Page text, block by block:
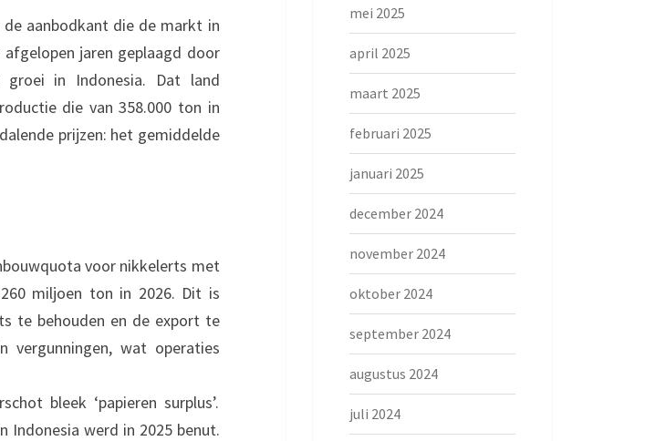
aanbodkant die de markt in
jaren geplaagd door
groei in Indonesia. Dat land
die van 358.000 ton in
prijzen: het gemiddelde
voor nikkelerts met
miljoen ton in 2026. Dit is
te behouden en de export te
vergunningen, wat operaties
bleek ‘papieren surplus’.
Indonesia werd in 2025 benut.
mei 2025
april 2025
maart 2025
februari 2025
januari 2025
december 2024
november 2024
oktober 2024
september 2024
augustus 2024
juli 2024